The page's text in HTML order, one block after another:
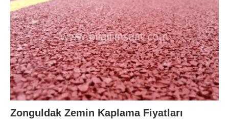
Zonguldak Zemin Kaplama Fiyatları